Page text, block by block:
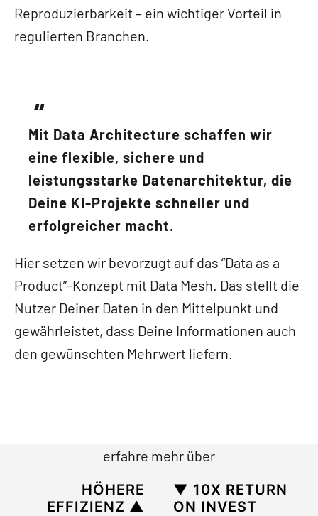
Reproduzierbarkeit – ein wichtiger Vorteil in
regulierten Branchen.
Mit Data Architecture schaffen wir
eine flexible, sichere und
leistungsstarke Datenarchitektur, die
Deine KI-Projekte schneller und
erfolgreicher macht.
Hier setzen wir bevorzugt auf das “Data as a
Product”-Konzept mit Data Mesh. Das stellt die
Nutzer Deiner Daten in den Mittelpunkt und
gewährleistet, dass Deine Informationen auch
den gewünschten Mehrwert liefern.
erfahre mehr über
HÖHERE
EFFIZIENZ ▲
▼ 10X RETURN
ON INVEST